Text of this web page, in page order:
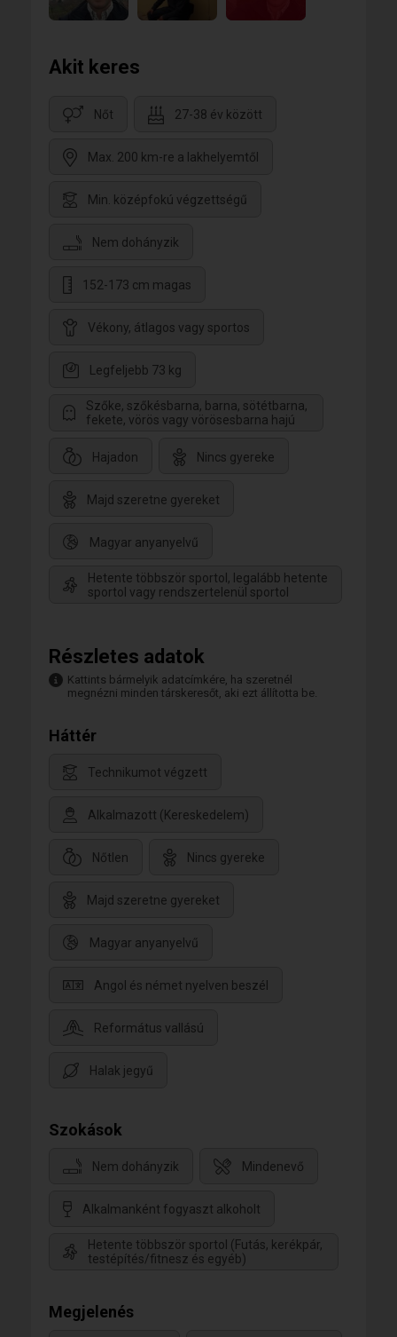
Akit keres
Nőt 27-38 év között
Max. 200 km-re a lakhelyemtől
Min. középfokú végzettségű
Nem dohányzik
152-173 cm magas
Vékony, átlagos vagy sportos
Legfeljebb 73 kg
Szőke, szőkésbarna, barna, sötétbarna,
fekete, vörös vagy vörösesbarna hajú
Hajadon Nincs gyereke
Majd szeretne gyereket
Magyar anyanyelvű
Hetente többször sportol, legalább hetente
sportol vagy rendszertelenül sportol
Részletes adatok
Kattints bármelyik adatcímkére, ha szeretnél
megnézni minden társkeresőt, aki ezt állította be.
Háttér
Technikumot végzett
Alkalmazott (Kereskedelem)
Nőtlen Nincs gyereke
Majd szeretne gyereket
Magyar anyanyelvű
Angol és német nyelven beszél
Református vallású
Halak jegyű
Szokások
Nem dohányzik Mindenevő
Alkalmanként fogyaszt alkoholt
Hetente többször sportol (Futás, kerékpár,
testépítés/fitnesz és egyéb)
Megjelenés